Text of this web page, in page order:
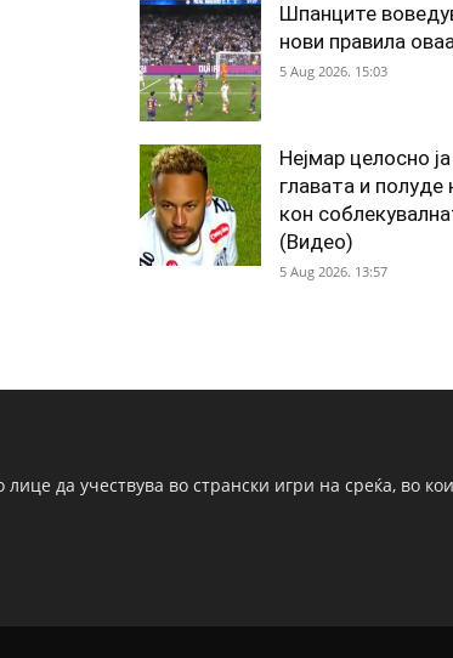
Шпанците
нови правила
5 Aug 2026. 15:03
Нејмар целосно
главата и полуде
кон
(Видео)
5 Aug 2026. 13:57
да учествува во странски игри на среќа, во кои